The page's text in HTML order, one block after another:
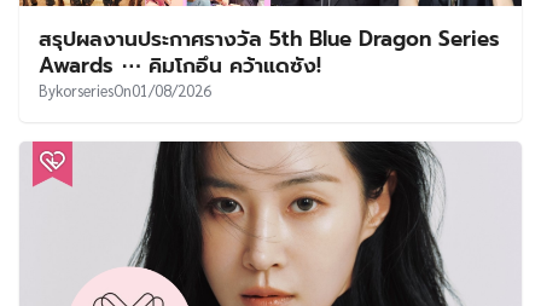
สรุปผลงานประกาศรางวัล 5th Blue Dragon Series
Awards ⋯ คิมโกอึน คว้าแดซัง!
BykorseriesOn01/08/2026